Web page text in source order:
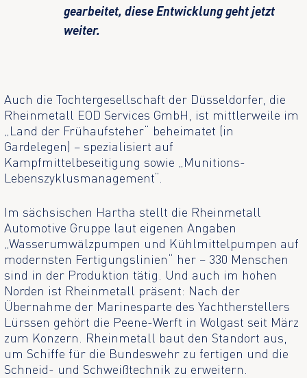
gearbeitet, diese Entwicklung geht jetzt
weiter.
Auch die Tochtergesellschaft der Düsseldorfer, die
Rheinmetall EOD Services GmbH, ist mittlerweile im
„Land der Frühaufsteher“ beheimatet (in
Gardelegen) – spezialisiert auf
Kampfmittelbeseitigung sowie „Munitions-
Lebenszyklusmanagement“.
Im sächsischen Hartha stellt die Rheinmetall
Automotive Gruppe laut eigenen Angaben
„Wasserumwälzpumpen und Kühlmittelpumpen auf
modernsten Fertigungslinien“ her – 330 Menschen
sind in der Produktion tätig. Und auch im hohen
Norden ist Rheinmetall präsent: Nach der
Übernahme der Marinesparte des Yachtherstellers
Lürssen gehört die Peene-Werft in Wolgast seit März
zum Konzern. Rheinmetall baut den Standort aus,
um Schiffe für die Bundeswehr zu fertigen und die
Schneid- und Schweißtechnik zu erweitern.